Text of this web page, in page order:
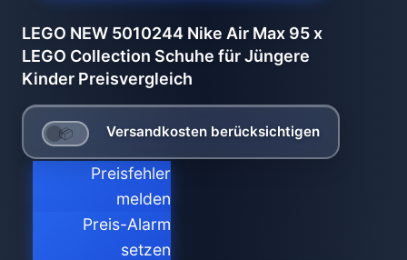
LEGO NEW 5010244 Nike Air Max 95 x
LEGO Collection Schuhe für Jüngere
Kinder Preisvergleich
Versandkosten berücksichtigen
Preisfehler
melden
Preis-Alarm
setzen